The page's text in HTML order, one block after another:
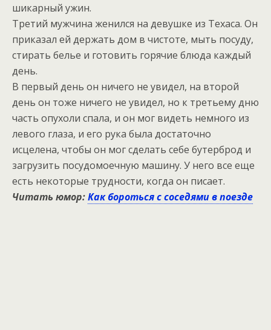
шикарный ужин.
Третий мужчина женился на девушке из Техаса. Он
приказал ей держать дом в чистоте, мыть посуду,
стирать белье и готовить горячие блюда каждый
день.
В первый день он ничего не увидел, на второй
день он тоже ничего не увидел, но к третьему дню
часть опухоли спала, и он мог видеть немного из
левого глаза, и его рука была достаточно
исцелена, чтобы он мог сделать себе бутерброд и
загрузить посудомоечную машину. У него все еще
есть некоторые трудности, когда он писает.
Читать юмор:Как бороться с соседями в поезде